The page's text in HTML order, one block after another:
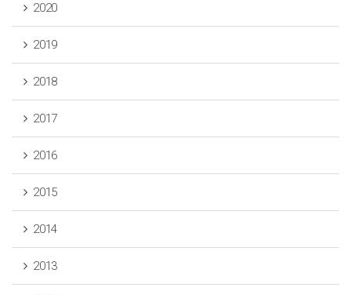
2020
2019
2018
2017
2016
2015
2014
2013